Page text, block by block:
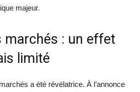
majeur.
marchés : un effet
limité
a été révélatrice. À l’annonce